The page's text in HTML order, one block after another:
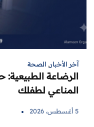
آخر الأخبار, الصحة
الرضاعة الطبيعية:
المناعي لطفلك
5 أغسطس، 2026